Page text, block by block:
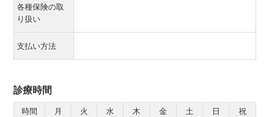
各種保険の取
り扱い
支払い方法
診療時間
時間 月 火 水 木 金 土 日
祝